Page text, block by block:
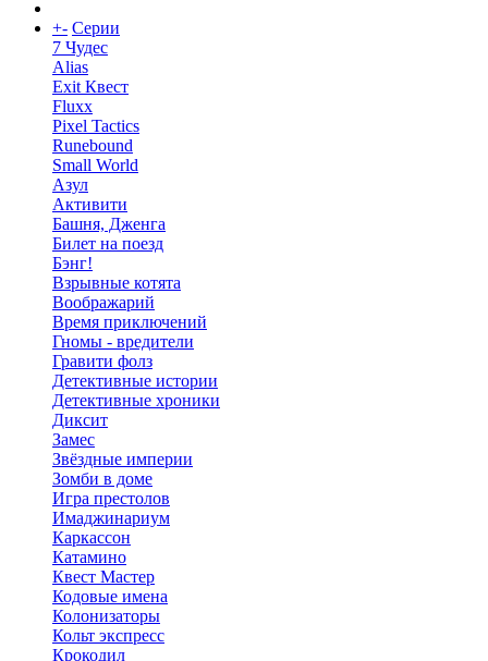
+- Серии
7 Чудес
Alias
Exit Квест
Fluxx
Pixel Tactics
Runebound
Small World
Азул
Активити
Башня, Дженга
Билет на поезд
Бэнг!
Взрывные котята
Воображарий
Время приключений
Гномы - вредители
Гравити фолз
Детективные истории
Детективные хроники
Диксит
Замес
Звёздные империи
Зомби в доме
Игра престолов
Имаджинариум
Каркассон
Катамино
Квест Мастер
Кодовые имена
Колонизаторы
Кольт экспресс
Крокодил